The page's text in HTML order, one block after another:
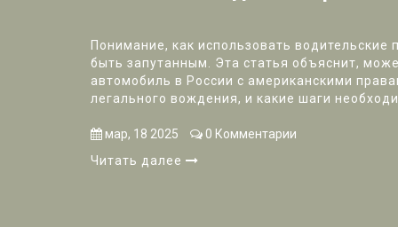
Понимание, как использовать
быть запутанным. Эта статья объяснит,
автомобиль в России с американскими
легального вождения, и какие шаги
международных водительских
как сохранить спокойствие и уверенность за
мар, 18 2025
0 Комментарии
Читать далее